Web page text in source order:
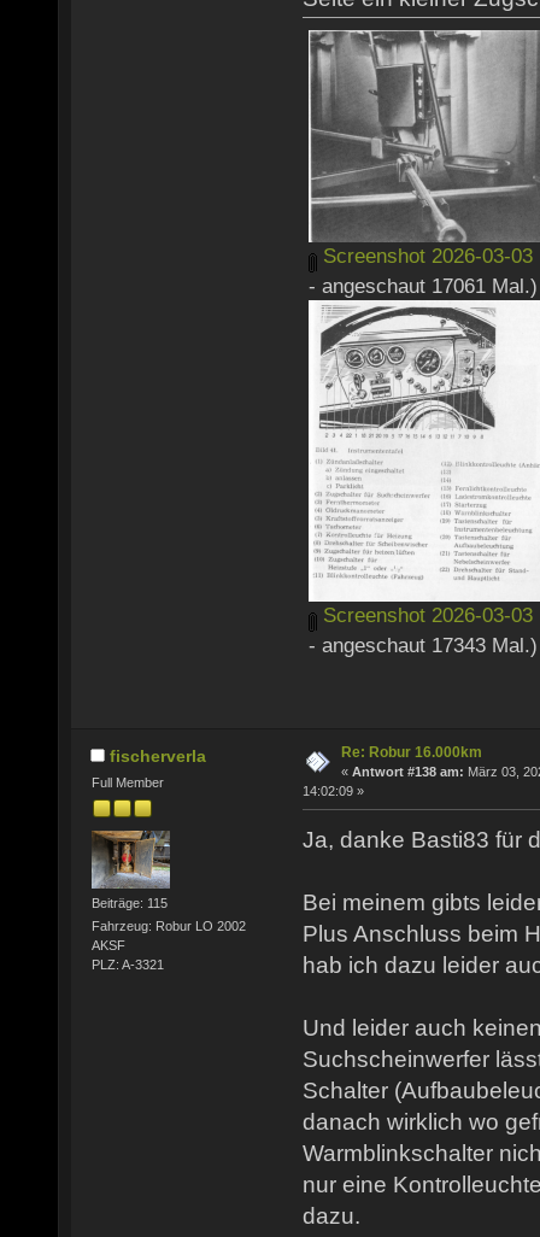
Screenshot 2026-03-03
- angeschaut 17061 Mal.)
Screenshot 2026-03-03
- angeschaut 17343 Mal.)
fischerverla
Full Member
Beiträge: 115
Fahrzeug: Robur LO 2002
AKSF
PLZ: A-3321
Re: Robur 16.000km
« Antwort #138 am: März 03,
14:02:09 »
Ja, danke Basti83 für
Bei meinem gibts
Plus Anschluss beim
hab ich dazu leider
Und leider auch
Suchscheinwerfer
Schalter
danach wirklich wo
Warmblinkschalter
nur eine
dazu.